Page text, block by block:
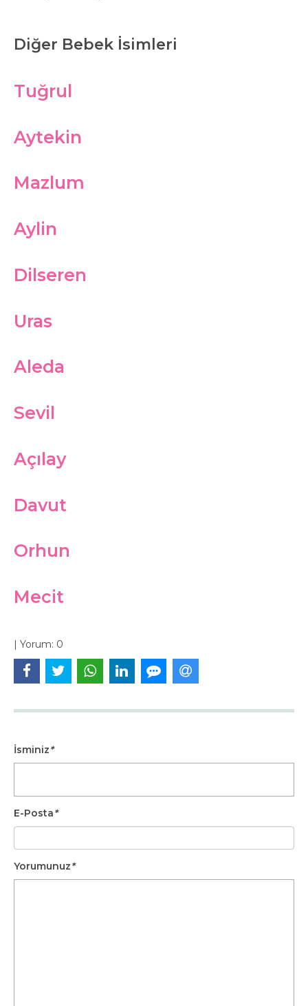
Diğer Bebek İsimleri
Tuğrul
Aytekin
Mazlum
Aylin
Dilseren
Uras
Aleda
Sevil
Açılay
Davut
Orhun
Mecit
| Yorum: 0
İsminiz*
E-Posta*
Yorumunuz*